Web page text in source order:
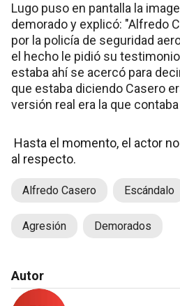
Lugo puso en pantalla la
demorado y explicó: "Alfredo
por la policía de seguridad
el hecho le pidió su
estaba ahí se acercó para
que estaba diciendo Casero
versión real era la que
Hasta el momento, el actor
al respecto.
Alfredo Casero Escándalo
Agresión Demorados
Autor